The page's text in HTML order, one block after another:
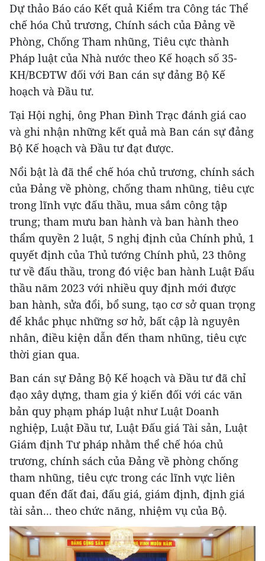
Dự thảo Báo cáo Kết quả Kiểm tra Công tác Thể
chế hóa Chủ trương, Chính sách của Đảng về
Phòng, Chống Tham nhũng, Tiêu cực thành
Pháp luật của Nhà nước theo Kế hoạch số 35-
KH/BCĐTW đối với Ban cán sự đảng Bộ Kế
hoạch và Đầu tư.
Tại Hội nghị, ông Phan Đình Trạc đánh giá cao
và ghi nhận những kết quả mà Ban cán sự đảng
Bộ Kế hoạch và Đầu tư đạt được.
Nổi bật là đã thể chế hóa chủ trương, chính sách
của Đảng về phòng, chống tham nhũng, tiêu cực
trong lĩnh vực đấu thầu, mua sắm công tập
trung; tham mưu ban hành và ban hành theo
thẩm quyền 2 luật, 5 nghị định của Chính phủ, 1
quyết định của Thủ tướng Chính phủ, 23 thông
tư về đấu thầu, trong đó việc ban hành Luật Đấu
thầu năm 2023 với nhiều quy định mới được
ban hành, sửa đổi, bổ sung, tạo cơ sở quan trọng
để khắc phục những sơ hở, bất cập là nguyên
nhân, điều kiện dẫn đến tham nhũng, tiêu cực
thời gian qua.
Ban cán sự Đảng Bộ Kế hoạch và Đầu tư đã chỉ
đạo xây dựng, tham gia ý kiến đối với các văn
bản quy phạm pháp luật như Luật Doanh
nghiệp, Luật Đầu tư, Luật Đấu giá Tài sản, Luật
Giám định Tư pháp nhằm thể chế hóa chủ
trương, chính sách của Đảng về phòng chống
tham nhũng, tiêu cực trong các lĩnh vực liên
quan đến đất đai, đấu giá, giám định, định giá
tài sản... theo chức năng, nhiệm vụ của Bộ.